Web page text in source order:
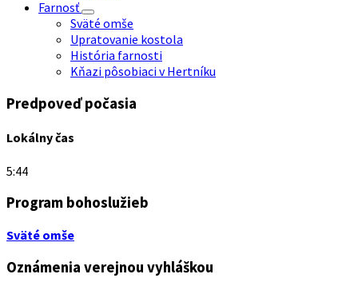
Farnosť
Sväté omše
Upratovanie kostola
História farnosti
Kňazi pôsobiaci v Hertníku
Predpoveď počasia
Lokálny čas
5:44
Program bohoslužieb
Sväté omše
Oznámenia verejnou vyhláškou